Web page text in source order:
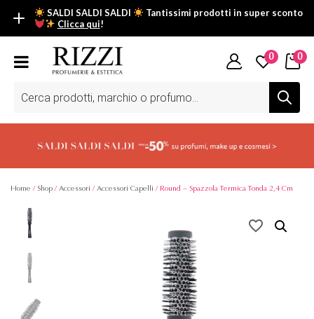
SALDI SALDI SALDI
Tantissimi prodotti in super sconto
Clicca qui!
SALDI SALDI SALDI
Fino al -50% su tantissimi prodotti beauty nella sezione saldi: il
Scopri tutti i prodotti in super saldo!Clicca qui
prodotti
0 0
Home / Shop / Accessori / Accessori Capelli / Round – Spazzola Termica Tonda 2,4 Cm